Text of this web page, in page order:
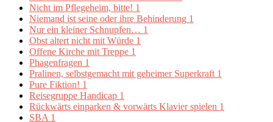
Nicht im Pflegeheim, bitte! 1
Niemand ist seine oder ihre Behinderung 1
Nur ein kleiner Schnupfen… 1
Obst altert nicht mit Würde 1
Offene Kirche mit Treppe 1
Phagenfragen 1
Pralinen, selbstgemacht mit geheimer Superkraft 1
Pure Fiktion! 1
Reisegruppe Handicap 1
Rückwärts einparken & vorwärts Klavier spielen 1
SBA 1